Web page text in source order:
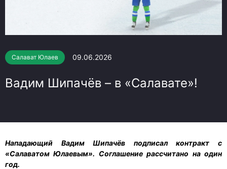
Салават Юлаев 09.06.2026
Вадим Шипачёв – в «Салавате»!
Нападающий Вадим Шипачёв подписал контракт с
«Салаватом Юлаевым». Соглашение рассчитано на один
год.